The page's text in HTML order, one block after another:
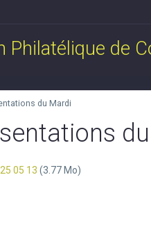
Philatélique de
du Mardi
05 13 (3.77 Mo)